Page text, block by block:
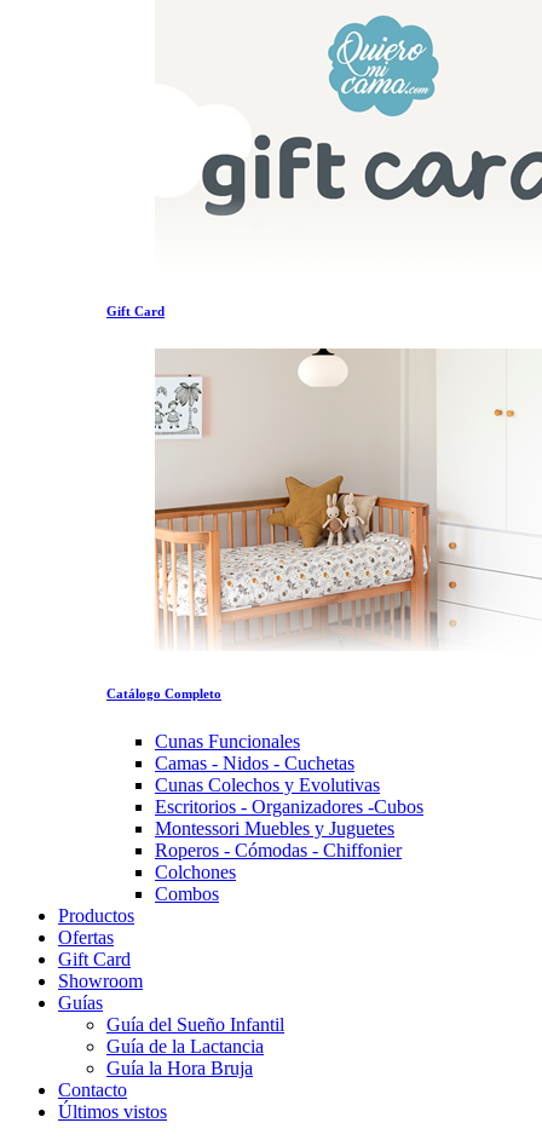
Gift Card
Catálogo Completo
Cunas Funcionales
Camas - Nidos - Cuchetas
Cunas Colechos y Evolutivas
Escritorios - Organizadores -Cubos
Montessori Muebles y Juguetes
Roperos - Cómodas - Chiffonier
Colchones
Combos
Productos
Ofertas
Gift Card
Showroom
Guías
Guía del Sueño Infantil
Guía de la Lactancia
Guía la Hora Bruja
Contacto
Últimos vistos